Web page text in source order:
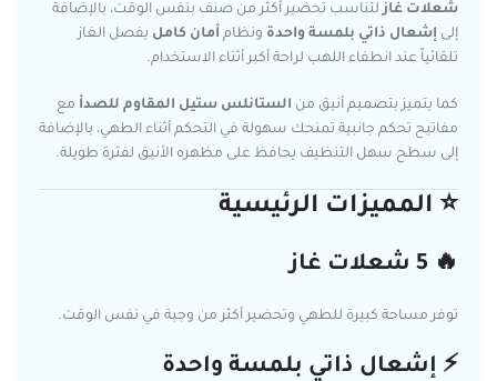
شعلات غاز لتناسب تحضير أكثر من صنف بنفس الوقت، بالإضافة
إلى إشعال ذاتي بلمسة واحدة ونظام أمان كامل يفصل الغاز
تلقائياً عند انطفاء اللهب لراحة أكبر أثناء الاستخدام.
كما يتميز بتصميم أنيق من الستانلس ستيل المقاوم للصدأ مع
مفاتيح تحكم جانبية تمنحك سهولة في التحكم أثناء الطهي، بالإضافة
إلى سطح سهل التنظيف يحافظ على مظهره الأنيق لفترة طويلة.
⭐ المميزات الرئيسية
🔥 5 شعلات غاز
توفر مساحة كبيرة للطهي وتحضير أكثر من وجبة في نفس الوقت.
⚡ إشعال ذاتي بلمسة واحدة